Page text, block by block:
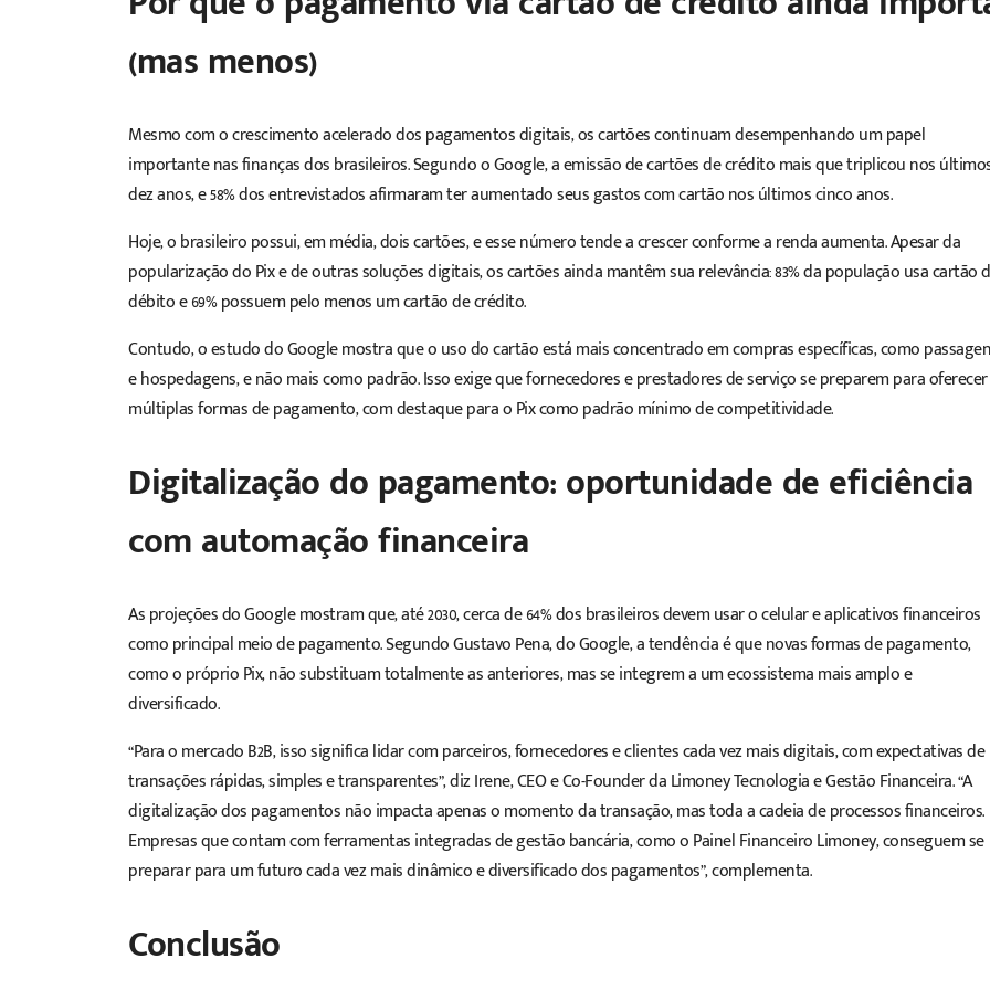
(mas menos)
Mesmo com o crescimento acelerado dos pagamentos digitais, os cartões continuam desempenhando um papel
importante nas finanças dos brasileiros. Segundo o Google, a emissão de cartões de crédito mais que triplicou nos
dez anos, e 58% dos entrevistados afirmaram ter aumentado seus gastos com cartão nos últimos cinco anos.
Hoje, o brasileiro possui, em média, dois cartões, e esse número tende a crescer conforme a renda aumenta. Apesar da
popularização do Pix e de outras soluções digitais, os cartões ainda mantêm sua relevância: 83% da população usa cartão
débito e 69% possuem pelo menos um cartão de crédito.
Contudo, o estudo do Google mostra que o uso do cartão está mais concentrado em compras específicas, como
e hospedagens, e não mais como padrão. Isso exige que fornecedores e prestadores de serviço se preparem para oferecer
múltiplas formas de pagamento, com destaque para o Pix como padrão mínimo de competitividade.
Digitalização do pagamento: oportunidade de eficiência
com automação financeira
As projeções do Google mostram que, até 2030, cerca de 64% dos brasileiros devem usar o celular e aplicativos financeiros
como principal meio de pagamento. Segundo Gustavo Pena, do Google, a tendência é que novas formas de pagamento,
como o próprio Pix, não substituam totalmente as anteriores, mas se integrem a um ecossistema mais amplo e
diversificado.
“Para o mercado B2B, isso significa lidar com parceiros, fornecedores e clientes cada vez mais digitais, com expectativas de
transações rápidas, simples e transparentes”, diz Irene, CEO e Co-Founder da Limoney Tecnologia e Gestão Financeira. “A
digitalização dos pagamentos não impacta apenas o momento da transação, mas toda a cadeia de processos financeiros.
Empresas que contam com ferramentas integradas de gestão bancária, como o Painel Financeiro Limoney, conseguem se
preparar para um futuro cada vez mais dinâmico e diversificado dos pagamentos”, complementa.
Conclusão